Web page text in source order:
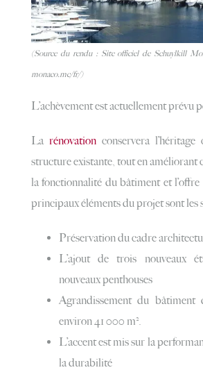
(Source du rendu : Site officiel de Schuylkill
monaco.mc/fr/)
L’achèvement est actuellement prévu
La rénovation conservera
structure existante, tout en améliorant
la fonctionnalité du bâtiment et
principaux éléments du projet sont les
Préservation du cadre
L’ajout de trois nouveaux
nouveaux penthouses
Agrandissement du
environ 41 000 m².
L’accent est mis sur la
la durabilité